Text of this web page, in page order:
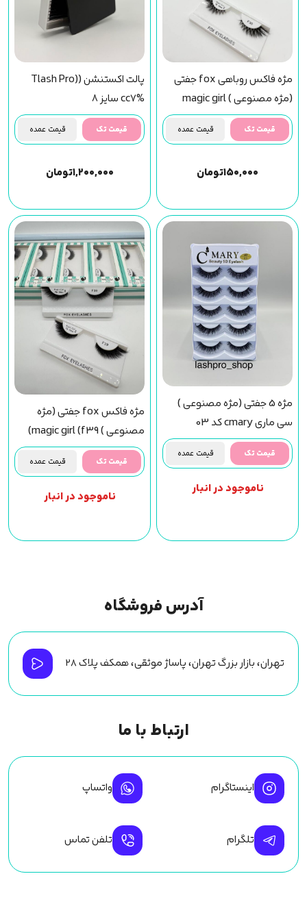
مژه فاکس روباهی fox جفتی
(مژه مصنوعی ) magic girl
(f30) مجیک گرل
قیمت تک قیمت عمده
۱۵۰,۰۰۰تومان
پالت اکستنشن (Tlash Pro)
cc7% سایز 8
قیمت تک قیمت عمده
۱,۲۰۰,۰۰۰تومان
مژه 5 جفتی (مژه مصنوعی )
سی ماری cmary کد 03
قیمت تک قیمت عمده
ناموجود در انبار
مژه فاکس fox جفتی (مژه
مصنوعی ) magic girl (f39)
مجیک گرل
قیمت تک قیمت عمده
ناموجود در انبار
آدرس فروشگاه
تهران، بازار بزرگ تهران، پاساژ موثقی، همکف پلاک ۲۸
ارتباط با ما
اینستاگرام واتساپ
تلگرام تلفن تماس